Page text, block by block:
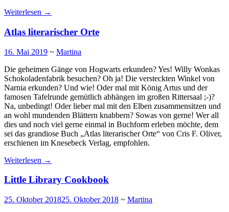
Weiterlesen →
Atlas literarischer Orte
16. Mai 2019 ~ Martina
Die geheimen Gänge von Hogwarts erkunden? Yes! Willy Wonkas
Schokoladenfabrik besuchen? Oh ja! Die versteckten Winkel von
Narnia erkunden? Und wie! Oder mal mit König Artus und der
famosen Tafelrunde gemütlich abhängen im großen Rittersaal ;-)?
Na, unbedingt! Oder lieber mal mit den Elben zusammensitzen und
an wohl mundenden Blättern knabbern? Sowas von gerne! Wer all
dies und noch viel gerne einmal in Buchform erleben möchte, dem
sei das grandiose Buch „Atlas literarischer Orte“ von Cris F. Oliver,
erschienen im Knesebeck Verlag, empfohlen.
Weiterlesen →
Little Library Cookbook
25. Oktober 201825. Oktober 2018 ~ Martina